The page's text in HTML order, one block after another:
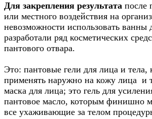
Для закрепления результата после
или местного воздействия на
невозможности использовать ванны
разработали ряд косметических
пантового отвара.
Это: пантовые гели для лица и
применять наружно на кожу лица и
маска для лица; это гель для
пантовое масло, которым финишно
все ухаживающие за телом